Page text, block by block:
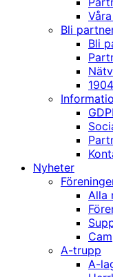
Bli
Bli
Nyheter
Alla
A-trupp
A-